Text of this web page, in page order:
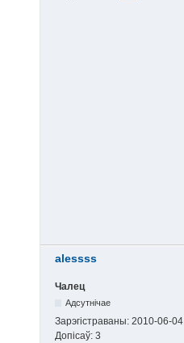
alessss
Чалец
Адсутнічае
Зарэгістраваны: 2010-06-04
Допісаў: 3